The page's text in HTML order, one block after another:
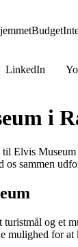
Budget
LinkedIn
i
Elvis
os sammen
og et
mulighed for